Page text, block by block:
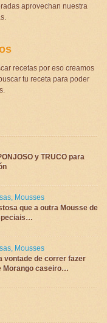
aprovechan nuestra
recetas por eso creamos
tu receta para poder
y TRUCO para
, Mousses
que a outra Mousse de
, Mousses
vontade de correr fazer
Morango caseiro…